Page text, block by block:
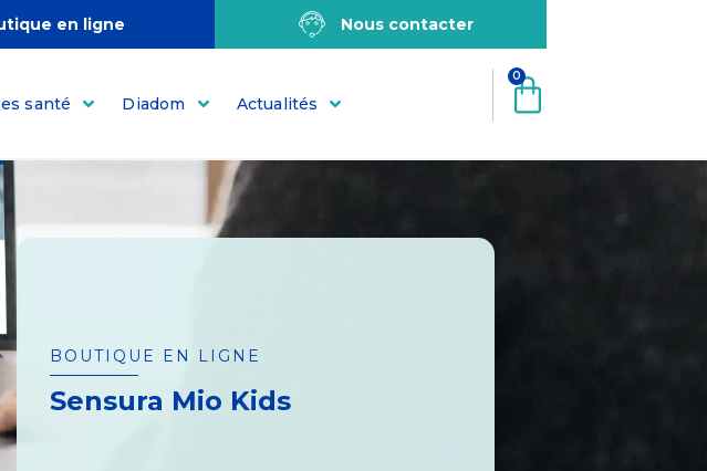
en ligne Nous contacter
santé Diadom Actualités
0
BOUTIQUE EN LIGNE
Sensura Mio Kids